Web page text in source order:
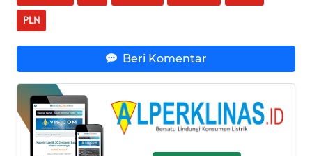
PLN
Beri Komentar
NUSANTARA
JOGJA
WN
JATIM